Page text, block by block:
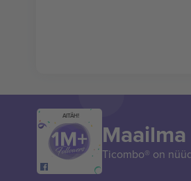
AITÄH!
Ticombo® on